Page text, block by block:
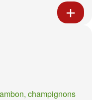
champignons